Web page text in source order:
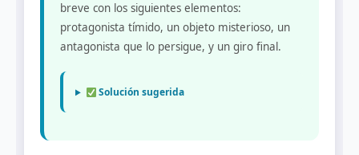
breve con los siguientes elementos:
protagonista tímido, un objeto misterioso, un
antagonista que lo persigue, y un giro final.
Solución sugerida